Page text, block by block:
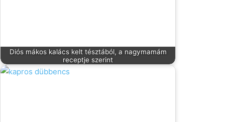
Diós mákos kalács kelt tésztából, a nagymamám
receptje szerint